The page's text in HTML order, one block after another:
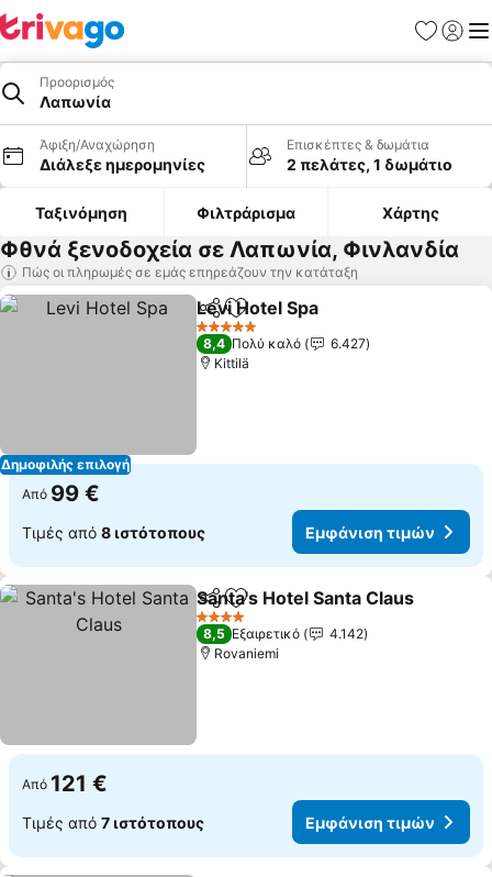
Προορισμός
Λαπωνία
Άφιξη/Αναχώρηση
Διάλεξε ημερομηνίες
Επισκέπτες & δωμάτια
2 πελάτες, 1 δωμάτιο
Ταξινόμηση Φιλτράρισμα Χάρτης
Φθνά ξενοδοχεία σε Λαπωνία, Φινλανδία
Πώς οι πληρωμές σε εμάς επηρεάζουν την κατάταξη
Δημοφιλής επιλογή
Κοινοποίηση
Προσθήκη στα αγαπημένα
Levi Hotel Spa
5 Αστέρια
8,4 Πολύ καλό
6.427
Kittilä
Από 99 €
Τιμές από 8 ιστότοπους Εμφάνιση τιμών
Κοινοποίηση
Προσθήκη στα αγαπημένα
Santa's Hotel Santa Claus
4 Αστέρια
8,5 Εξαιρετικό
4.142
Rovaniemi
Από 121 €
Τιμές από 7 ιστότοπους Εμφάνιση τιμών